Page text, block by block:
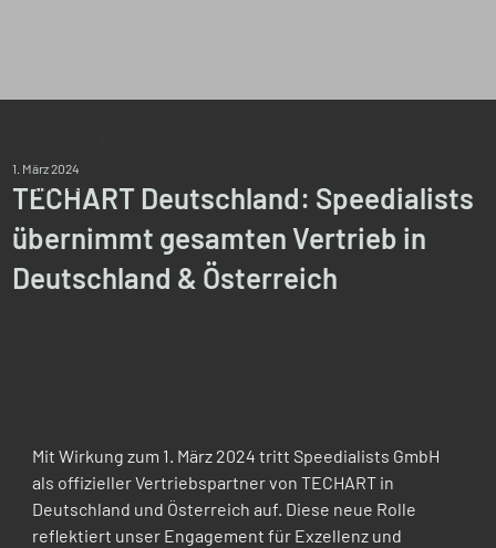
All Posts
TECHART
TECHART Deutschland: Speedialists
übernimmt gesamten Vertrieb in
Deutschland & Österreich
1. März 2024
Mit Wirkung zum 1. März 2024 tritt Speedialists GmbH
als offizieller Vertriebspartner von TECHART in
Deutschland und Österreich auf. Diese neue Rolle
reflektiert unser Engagement für Exzellenz und